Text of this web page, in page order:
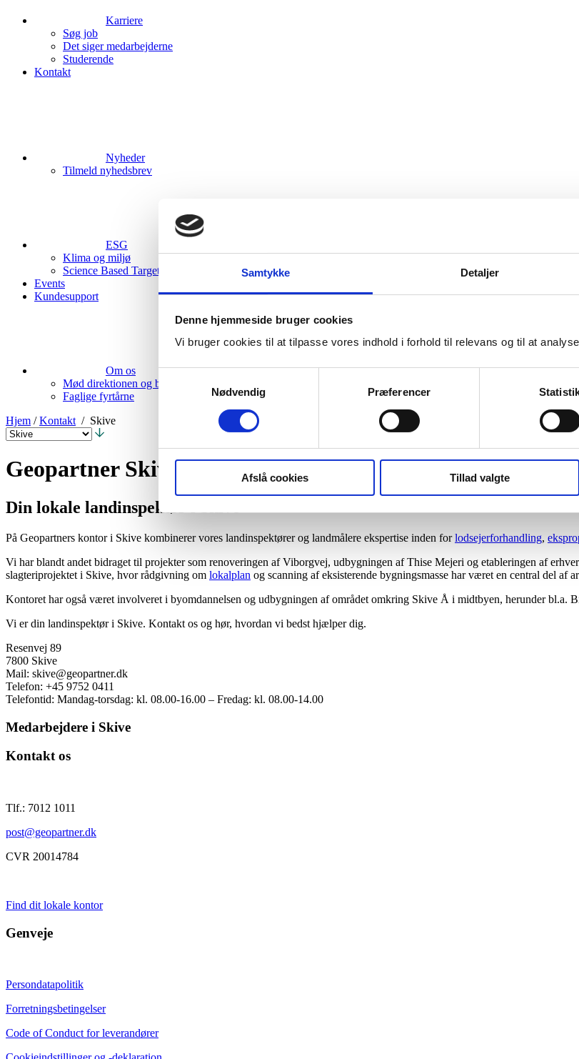
Samtykke Detaljer
Denne hjemmeside bruger cookies
Vi bruger cookies til at tilpasse vores indhold i forhold til relevans og til at
Nødvendig
Præferencer
Afslå cookies Tillad valgte
Karriere
Søg job
Det siger medarbejderne
Studerende
Kontakt
Nyheder
Tilmeld nyhedsbrev
ESG
Klima og miljø
Science Based Targets initiative (SBTi)
Events
Kundesupport
Om os
Mød direktionen og bestyrelsen
Faglige fyrtårne
Hjem / Kontakt / Skive
Geopartner Skive
Din lokale landinspektør i Skive
På Geopartners kontor i Skive kombinerer vores landinspektører og landmålere ekspertise inden forlodsejerforhandling,
Vi har blandt andet bidraget til projekter som renoveringen af Viborgvej, udbygningen af Thise Mejeri og etableringen af
slagteriprojektet i Skive, hvor rådgivning om lokalplan og scanning af eksisterende bygningsmasse har været en central del af
Kontoret har også været involveret i byomdannelsen og udbygningen af området omkring Skive Å i midtbyen, herunder bl.a.
Vi er din landinspektør i Skive. Kontakt os og hør, hvordan vi bedst hjælper dig.
Resenvej 89
7800 Skive
Mail: skive@geopartner.dk
Telefon: +45 9752 0411
Telefontid: Mandag-torsdag: kl. 08.00-16.00 – Fredag: kl. 08.00-14.00
Medarbejdere i Skive
Kontakt os
Tlf.: 7012 1011
post@geopartner.dk
CVR 20014784
Find dit lokale kontor
Genveje
Persondatapolitik
Forretningsbetingelser
Code of Conduct for leverandører